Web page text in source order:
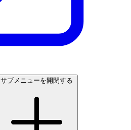
サブメニューを開閉する